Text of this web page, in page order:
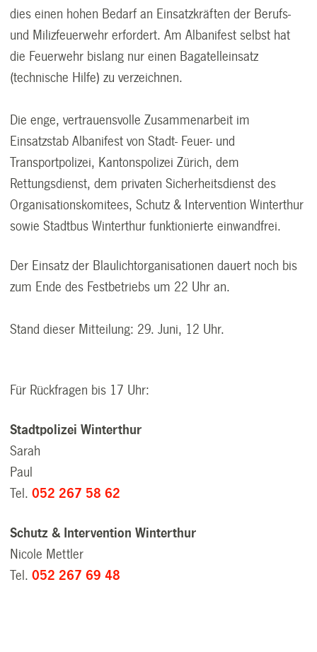
dies einen hohen Bedarf an Einsatzkräften der Berufs-
und Milizfeuerwehr erfordert. Am Albanifest selbst hat
die Feuerwehr bislang nur einen Bagatelleinsatz
(technische Hilfe) zu verzeichnen.
Die enge, vertrauensvolle Zusammenarbeit im
Einsatzstab Albanifest von Stadt- Feuer- und
Transportpolizei, Kantonspolizei Zürich, dem
Rettungsdienst, dem privaten Sicherheitsdienst des
Organisationskomitees, Schutz & Intervention Winterthur
sowie Stadtbus Winterthur funktionierte einwandfrei.
Der Einsatz der Blaulichtorganisationen dauert noch bis
zum Ende des Festbetriebs um 22 Uhr an.
Stand dieser Mitteilung: 29. Juni, 12 Uhr.
Für Rückfragen bis 17 Uhr:
Stadtpolizei Winterthur
Sarah
Paul
Tel.052 267 58 62
Schutz & Intervention Winterthur
Nicole Mettler
Tel.052 267 69 48